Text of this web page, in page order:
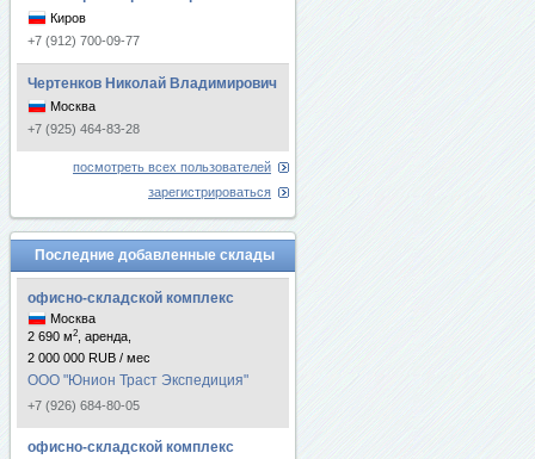
Киров
+7 (912) 700-09-77
Чертенков Николай Владимирович
Москва
+7 (925) 464-83-28
посмотреть всех пользователей
зарегистрироваться
Последние добавленные склады
офисно-складской комплекс
Москва
2 690 м2
, аренда,
2 000 000 RUB / мес
ООО "Юнион Траст Экспедиция"
+7 (926) 684-80-05
офисно-складской комплекс